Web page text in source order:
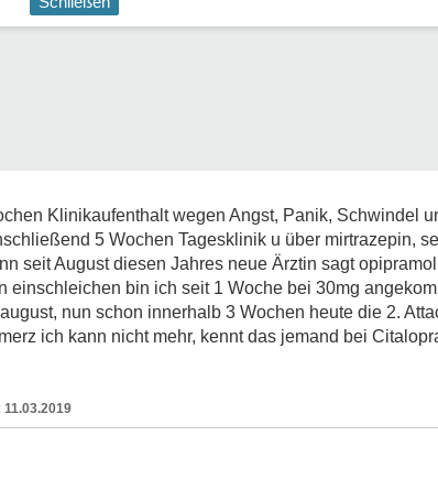
Klinikaufenthalt wegen Angst, Panik, Schwindel
5 Wochen Tagesklinik u über mirtrazepin,
seit August diesen Jahres neue Ärztin sagt
einschleichen bin ich seit 1 Woche bei 30mg
nun schon innerhalb 3 Wochen heute die 2.
ich kann nicht mehr, kennt das jemand bei
11.03.2019